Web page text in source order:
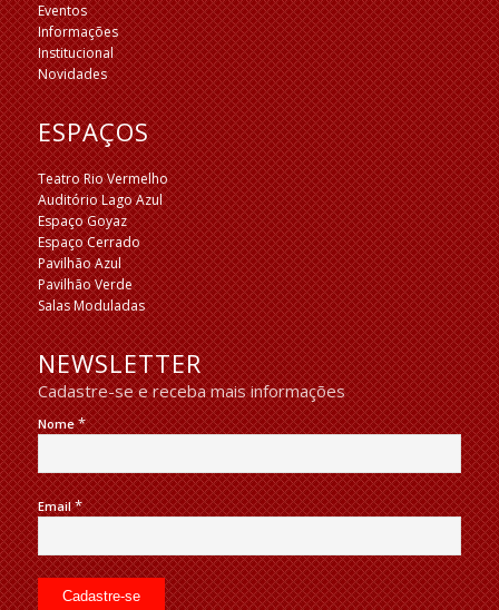
Eventos
Informações
Institucional
Novidades
ESPAÇOS
Teatro Rio Vermelho
Auditório Lago Azul
Espaço Goyaz
Espaço Cerrado
Pavilhão Azul
Pavilhão Verde
Salas Moduladas
NEWSLETTER
Cadastre-se e receba mais informações
Nome*
Email*